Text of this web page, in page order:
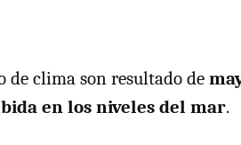
de clima son resultado de
en los niveles del mar.